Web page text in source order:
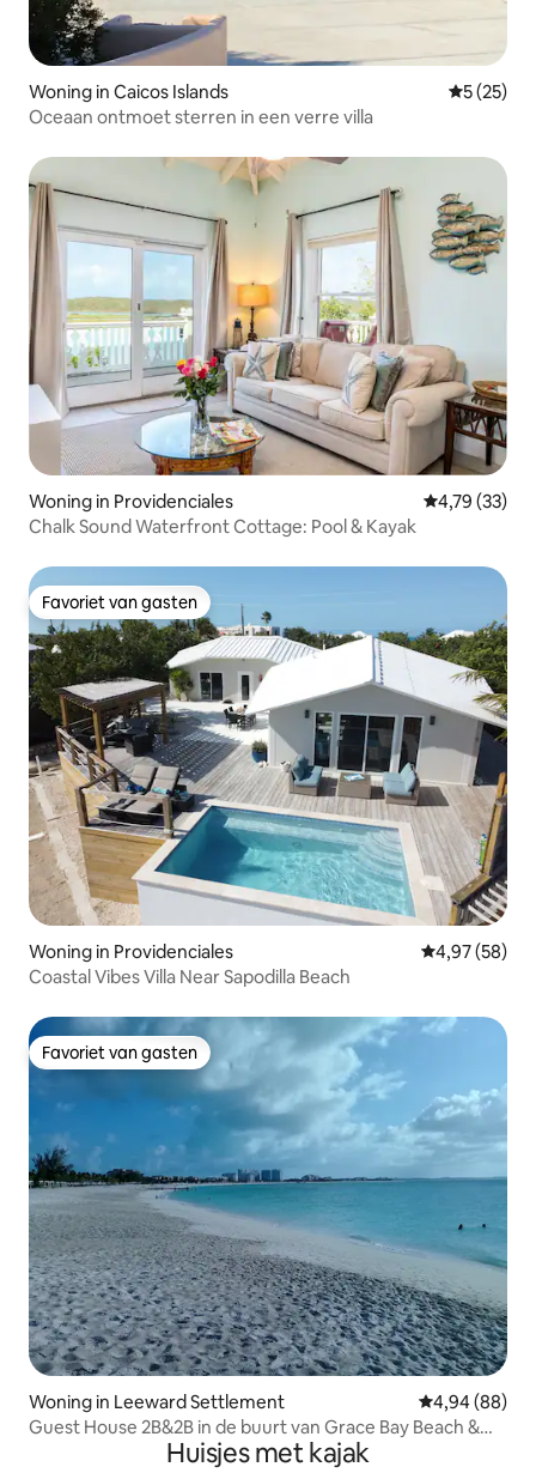
Woning in Caicos Islands
5 (25)
Oceaan ontmoet sterren in een verre villa
Woning in Providenciales Gemiddelde
4,79 (33)
Chalk Sound Waterfront Cottage: Pool & Kayak
Favoriet van gasten
Favoriet van gasten
Woning in Providenciales Gemiddelde
4,97 (58)
Coastal Vibes Villa Near Sapodilla Beach
Favoriet van gasten
Favoriet van gasten
Woning in Leeward Settlement Gemiddelde
4,94 (88)
Guest House 2B&2B in de buurt van Grace Bay Beach &
Huisjes met kajak